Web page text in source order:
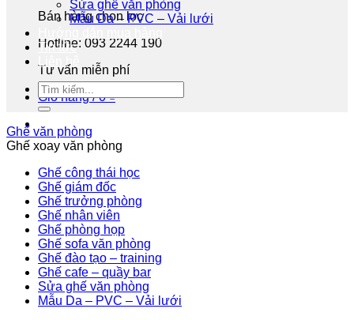
Bán hàng chọn lọc
Hotline: 093 2244 190
Tư vấn miễn phí
Giỏ hàng /0₫
Sửa ghế văn phòng
Mẫu Da – PVC – Vải lưới
Tin tức
Liên hệ
Ghế văn phòng
Ghế xoay văn phòng
Ghế công thái học
Ghế giám đốc
Ghế trưởng phòng
Ghế nhân viên
Ghế phòng họp
Ghế sofa văn phòng
Ghế đào tạo – training
Ghế cafe – quầy bar
Sửa ghế văn phòng
Mẫu Da – PVC – Vải lưới